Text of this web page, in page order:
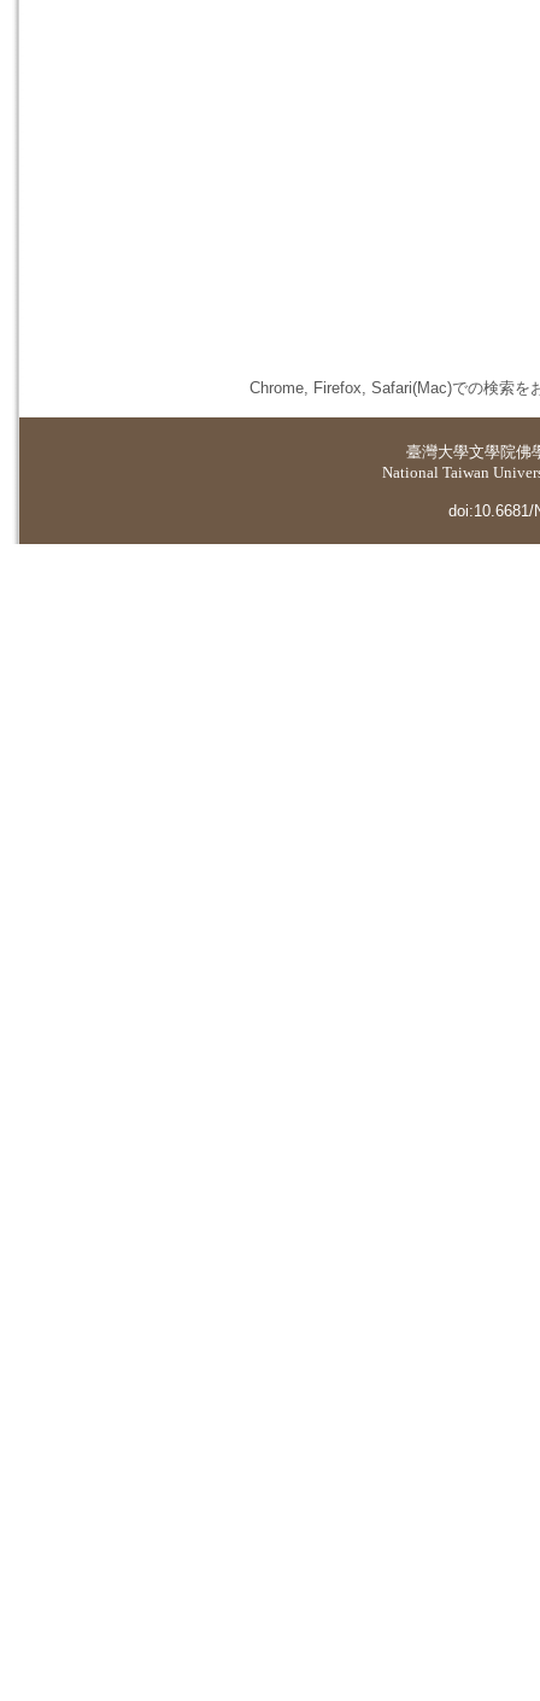
Chrome, Firefox, Safari(Mac)での検索を
臺灣大學文學院佛
National Taiwan
doi:10.6681/